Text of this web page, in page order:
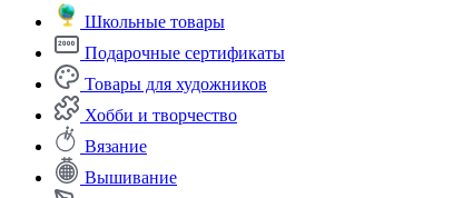
Школьные товары
Подарочные сертификаты
Товары для художников
Хобби и творчество
Вязание
Вышивание